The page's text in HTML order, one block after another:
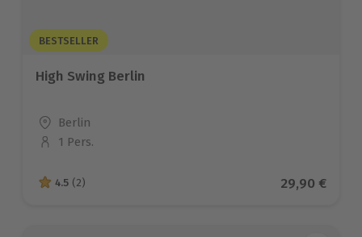
BESTSELLER
High Swing Berlin
Standort
Berlin
Anzahl der Teilnehmer
1 Pers.
4.5 von 5 Sternen basierend auf 2 Bewertungen
4.5 (2) Aktueller
29,90 €